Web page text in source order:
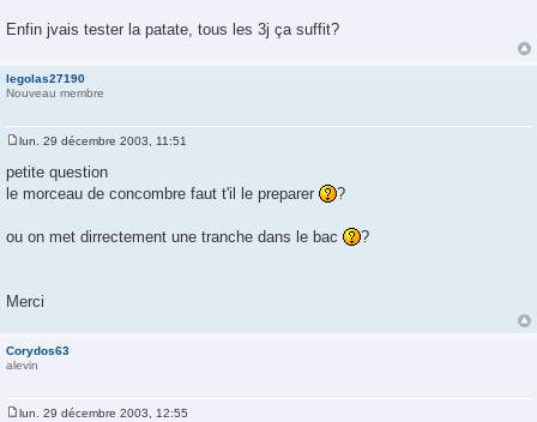
Enfin jvais tester la patate, tous les 3j ça suffit?
legolas27190
Nouveau membre
e
s
s
e
lun. 29 décembre 2003, 11:51
petite question
le morceau de concombre faut t'il le preparer
?
ou on met dirrectement une tranche dans le bac ?
Merci
Corydos63
alevin
lun. 29 décembre 2003, 12:55